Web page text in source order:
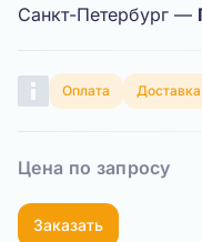
Санкт-Петербург —
Оплата Доставка
Цена по запросу
Заказать